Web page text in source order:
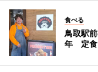
食べる
鳥取駅
年 定食